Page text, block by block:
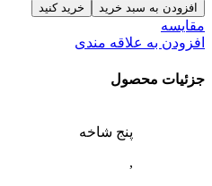
افزودن به سبد خرید خرید کنید
مقایسه
افزودن به علاقه مندی
جزئیات محصول
پنج شاخه
,